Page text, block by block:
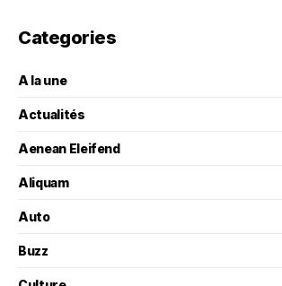
Categories
A la une
Actualités
Aenean Eleifend
Aliquam
Auto
Buzz